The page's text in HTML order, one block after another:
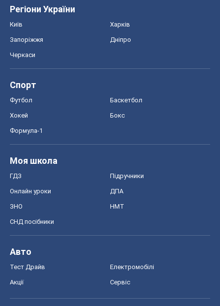
Регіони України
Київ Харків
Запоріжжя Дніпро
Черкаси
Спорт
Футбол Баскетбол
Хокей Бокс
Формула-1
Моя школа
ГДЗ Підручники
Онлайн уроки ДПА
ЗНО НМТ
СНД посібники
Авто
Тест Драйв Електромобілі
Акції Сервіс